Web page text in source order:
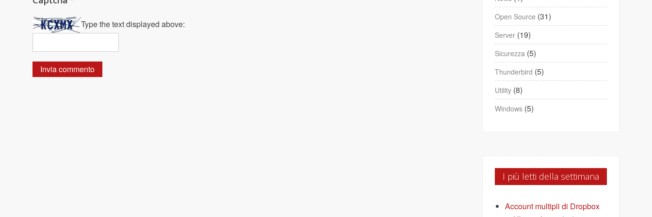
Type the text displayed above:
Open Source (31)
Server (19)
Sicurezza (5)
Thunderbird (5)
Utility (8)
Windows (5)
I più letti della settimana
Account multipli di Dropbox